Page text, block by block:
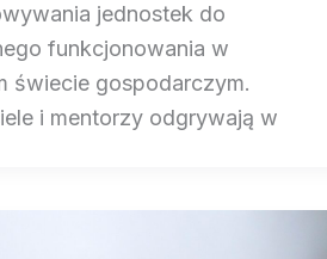
jednostek do
funkcjonowania w
świecie gospodarczym.
i mentorzy odgrywają w